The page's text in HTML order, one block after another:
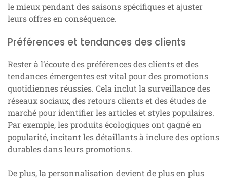
le mieux pendant des saisons spécifiques et ajuster
leurs offres en conséquence.
Préférences et tendances des clients
Rester à l’écoute des préférences des clients et des
tendances émergentes est vital pour des promotions
quotidiennes réussies. Cela inclut la surveillance des
réseaux sociaux, des retours clients et des études de
marché pour identifier les articles et styles populaires.
Par exemple, les produits écologiques ont gagné en
popularité, incitant les détaillants à inclure des options
durables dans leurs promotions.
De plus, la personnalisation devient de plus en plus